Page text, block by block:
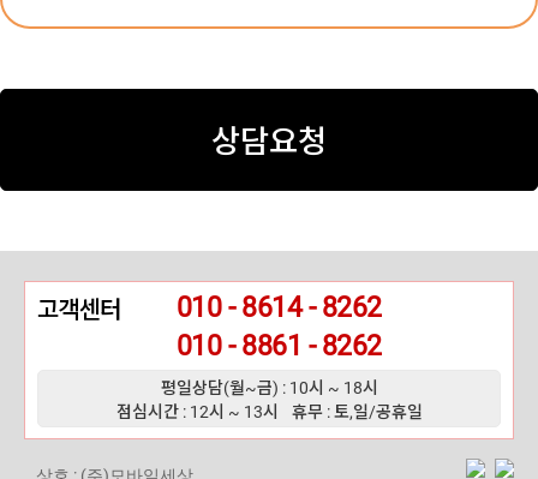
상담요청
고객센터
010 - 8614 - 8262
010 - 8861 - 8262
평일상담(월~금) : 10시 ~ 18시
점심시간 : 12시 ~ 13시
휴무 : 토,일/공휴일
상호 : (주)모바일세상